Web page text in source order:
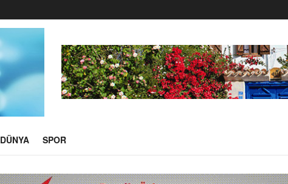
DÜNYA SPOR